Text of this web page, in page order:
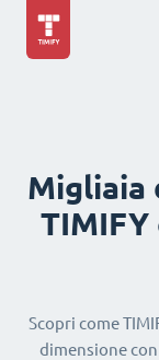
Migliaia
TIMIFY
Scopri come
dimensione